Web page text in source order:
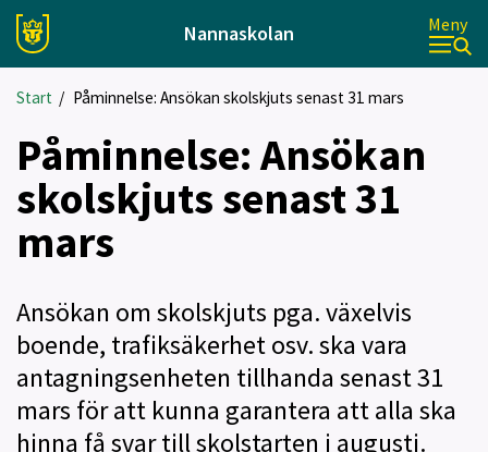
Nannaskolan Meny
Start / Påminnelse: Ansökan skolskjuts senast 31 mars
Påminnelse: Ansökan
skolskjuts senast 31
mars
Ansökan om skolskjuts pga. växelvis
boende, trafiksäkerhet osv. ska vara
antagningsenheten tillhanda senast 31
mars för att kunna garantera att alla ska
hinna få svar till skolstarten i augusti.